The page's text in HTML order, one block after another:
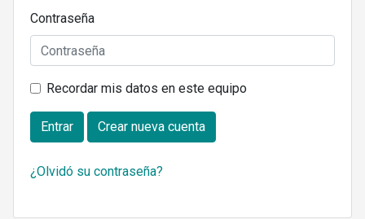
Contraseña
Recordar mis datos en este equipo
Entrar Crear nueva cuenta
¿Olvidó su contraseña?